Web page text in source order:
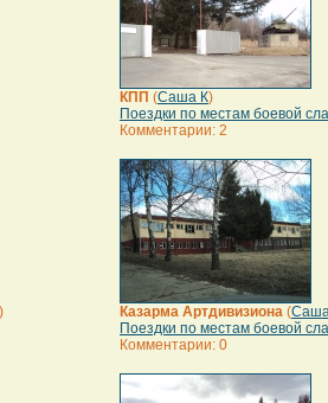
КПП (Саша К)
Поездки по местам боевой
Комментарии: 2
)
Казарма Артдивизиона (
Поездки по местам боевой
Комментарии: 0